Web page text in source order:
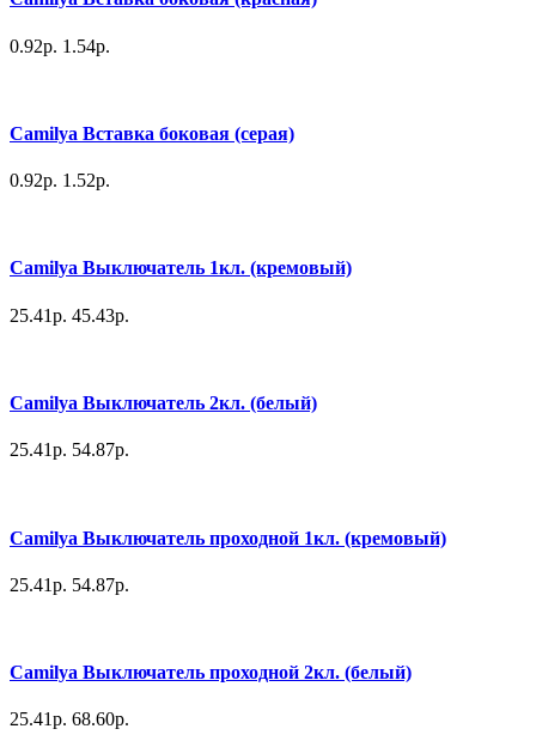
0.92р. 1.54р.
Camilya Вставка боковая (серая)
0.92р. 1.52р.
Camilya Выключатель 1кл. (кремовый)
25.41р. 45.43р.
Camilya Выключатель 2кл. (белый)
25.41р. 54.87р.
Camilya Выключатель проходной 1кл. (кремовый)
25.41р. 54.87р.
Camilya Выключатель проходной 2кл. (белый)
25.41р. 68.60р.